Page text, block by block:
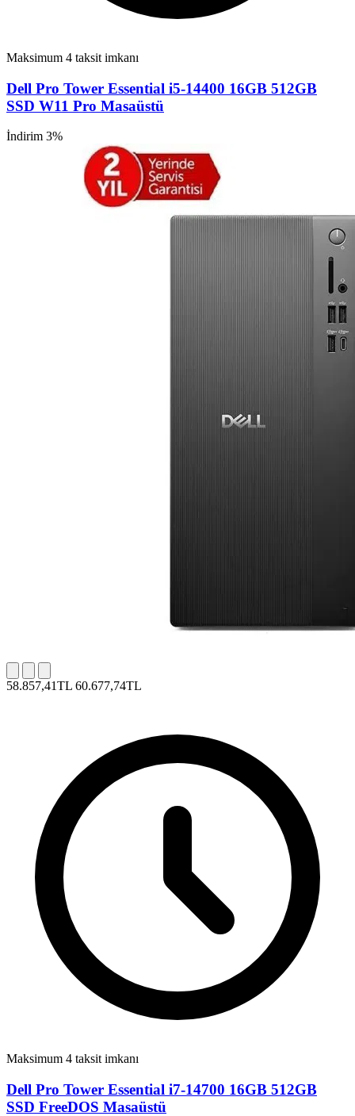
Maksimum 4 taksit imkanı
Dell Pro Tower Essential i5-14400 16GB 512GB
SSD W11 Pro Masaüstü
İndirim 3%
58.857,41TL 60.677,74TL
Maksimum 4 taksit imkanı
Dell Pro Tower Essential i7-14700 16GB 512GB
SSD FreeDOS Masaüstü